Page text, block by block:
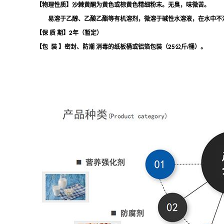
【物理性质】沙棘黄酮为黄色或棕黄色精细粉末。无臭，味微苦。
易溶于乙醇、乙酸乙酯等有机溶剂，微溶于碱性水溶液，在水中不
【保 质 期】2年（暂定）
【包 装 】密封、防潮 消毒的纸板桶或铝箔包装（25公斤/桶）。